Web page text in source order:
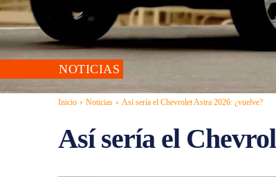
NOTICIAS
Inicio Noticias Así sería el Chevrolet Astra 2026: ¿vuelve?
Así sería el